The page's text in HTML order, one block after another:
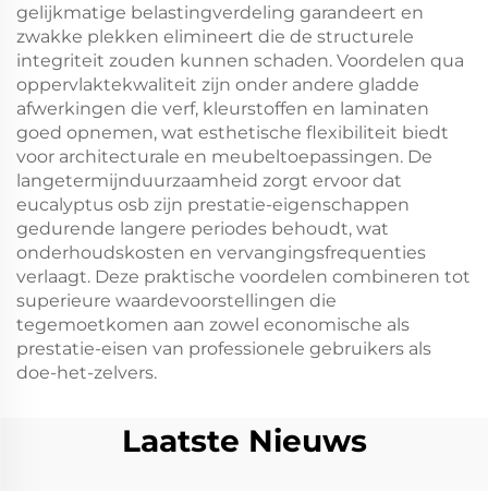
gelijkmatige belastingverdeling garandeert en
zwakke plekken elimineert die de structurele
integriteit zouden kunnen schaden. Voordelen qua
oppervlaktekwaliteit zijn onder andere gladde
afwerkingen die verf, kleurstoffen en laminaten
goed opnemen, wat esthetische flexibiliteit biedt
voor architecturale en meubeltoepassingen. De
langetermijnduurzaamheid zorgt ervoor dat
eucalyptus osb zijn prestatie-eigenschappen
gedurende langere periodes behoudt, wat
onderhoudskosten en vervangingsfrequenties
verlaagt. Deze praktische voordelen combineren tot
superieure waardevoorstellingen die
tegemoetkomen aan zowel economische als
prestatie-eisen van professionele gebruikers als
doe-het-zelvers.
Laatste Nieuws